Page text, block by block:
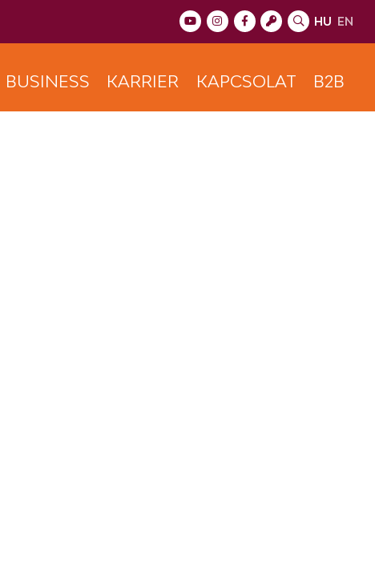
HU EN
BUSINESS KARRIER KAPCSOLAT B2B